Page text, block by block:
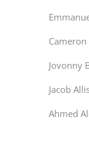
Cameron
Jovonny
Jacob
Ahmed